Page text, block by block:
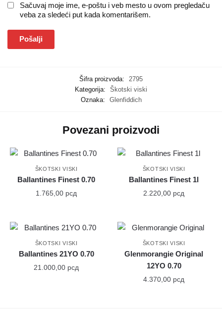
Sačuvaj moje ime, e-poštu i veb mesto u ovom pregledaču
veba za sledeći put kada komentarišem.
Šifra proizvoda:
2795
Kategorija:
Škotski viski
Oznaka:
Glenfiddich
Povezani proizvodi
ŠKOTSKI VISKI
Ballantines Finest 0.70
1.765,00 рсд
ŠKOTSKI VISKI
Ballantines Finest 1l
2.220,00 рсд
ŠKOTSKI VISKI
Ballantines 21YO 0.70
21.000,00 рсд
ŠKOTSKI VISKI
Glenmorangie Original
12YO 0.70
4.370,00 рсд